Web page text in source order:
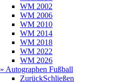
WM 2002
WM 2006
WM 2010
WM 2014
WM 2018
WM 2022
WM 2026
» Autographen Fußball
ZurückSchließen